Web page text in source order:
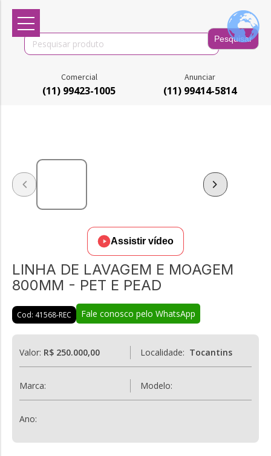
Search
for:
Comercial
(11) 99423-1005
Anunciar
(11) 99414-5814
Assistir vídeo
LINHA DE LAVAGEM E MOAGEM
800MM - PET E PEAD
Cod: 41568-REC Fale conosco pelo WhatsApp
Valor: R$ 250.000,00 Localidade: Tocantins
Marca: Modelo:
Ano: